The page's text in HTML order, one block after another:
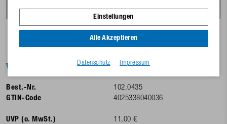
Ventilhebel, für Mod. 620 (< 11.2010)
Best.-Nr.
102.0435
GTIN-Code
4025338040036
UVP (o. MwSt.)
11,00 €
Einstellungen
Alle Akzeptieren
Datenschutz Impressum